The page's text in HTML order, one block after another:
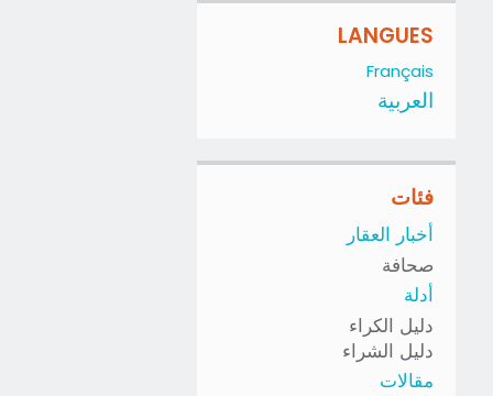
LANGUES
Français
العربية
فئات
أخبار العقار
صحافة
أدلة
دليل الكراء
دليل الشراء
مقالات